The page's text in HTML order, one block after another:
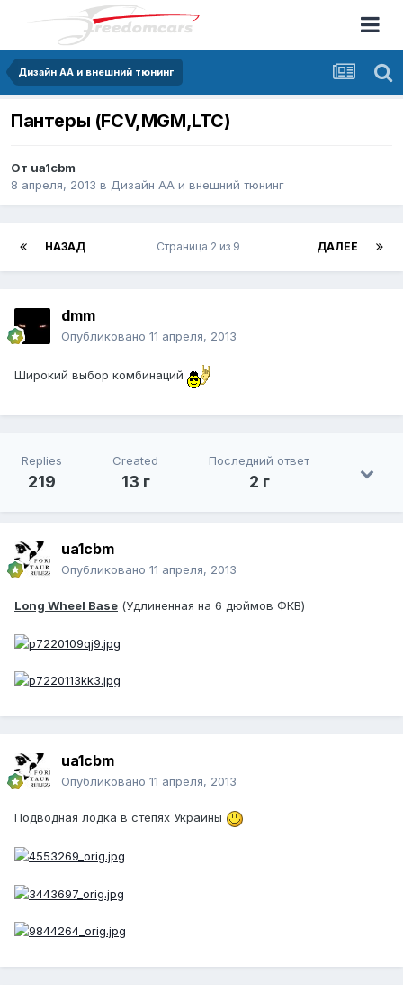
Дизайн АА и внешний тюнинг
Пантеры (FCV,MGM,LTC)
От ua1cbm
8 апреля, 2013 в Дизайн АА и внешний тюнинг
НАЗАД ДАЛЕЕ
Страница 2 из 9
dmm
Опубликовано 11 апреля, 2013
Широкий выбор комбинаций
Replies
219
Created
13 г
Последний ответ
2 г
ua1cbm
Опубликовано 11 апреля, 2013
Long Wheel Base (Удлиненная на 6 дюймов ФКВ)
ua1cbm
Опубликовано 11 апреля, 2013
Подводная лодка в степях Украины